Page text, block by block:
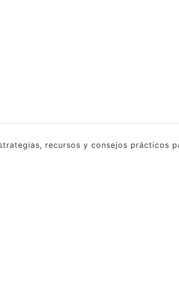
recursos y consejos prácticos